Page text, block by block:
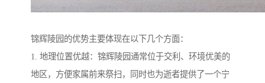
锦辉陵园的优势主要体现在以下几个方面：
1. 地理位置优越：锦辉陵园通常位于交利、环境优美的
地区，方便家属前来祭扫，同时也为逝者提供了一个宁